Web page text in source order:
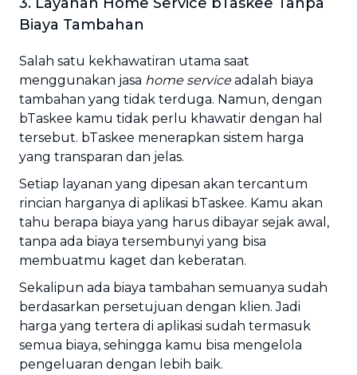
Biaya Tambahan
Salah satu kekhawatiran utama saat
menggunakan jasa home serviceadalah biaya
tambahan yang tidak terduga. Namun, dengan
bTaskee kamu tidak perlu khawatir dengan hal
tersebut. bTaskee menerapkan sistem harga
yang transparan dan jelas.
Setiap layanan yang dipesan akan tercantum
rincian harganya di aplikasi bTaskee. Kamu akan
tahu berapa biaya yang harus dibayar sejak awal,
tanpa ada biaya tersembunyi yang bisa
membuatmu kaget dan keberatan.
Sekalipun ada biaya tambahan semuanya sudah
berdasarkan persetujuan dengan klien. Jadi
harga yang tertera di aplikasi sudah termasuk
semua biaya, sehingga kamu bisa mengelola
pengeluaran dengan lebih baik.